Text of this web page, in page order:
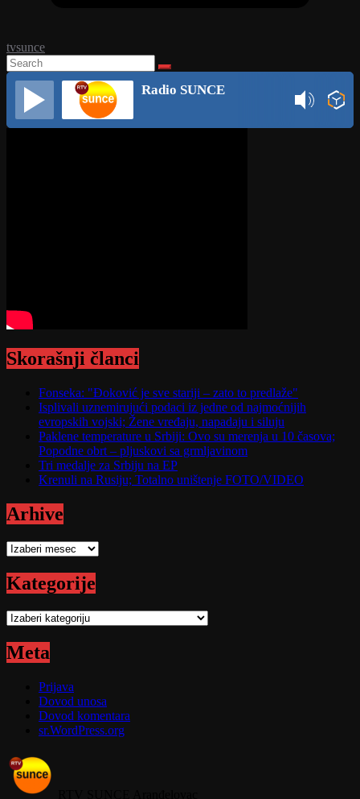
tvsunce
Radio SUNCE
Skorašnji članci
Fonseka: "Đoković je sve stariji – zato to predlaže"
Isplivali uznemirujući podaci iz jedne od najmoćnijih
evropskih vojski; Žene vređaju, napadaju i siluju
Paklene temperature u Srbiji: Ovo su merenja u 10 časova;
Popodne obrt – pljuskovi sa grmljavinom
Tri medalje za Srbiju na EP
Krenuli na Rusiju; Totalno uništenje FOTO/VIDEO
Arhive
Arhive
Kategorije
Kategorije
Meta
Prijava
Dovod unosa
Dovod komentara
sr.WordPress.org